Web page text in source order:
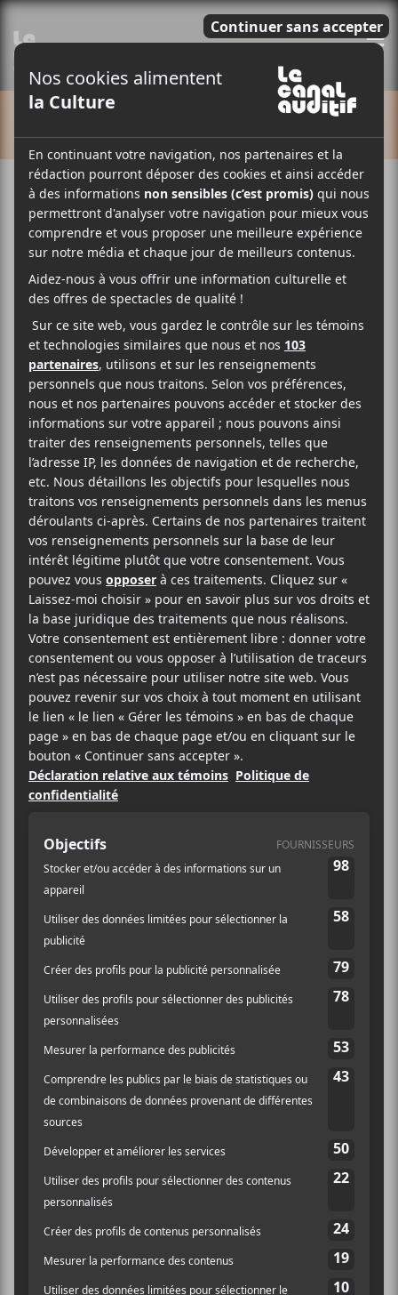
Cet évènement est passé.
Bayta, Claudelle et Olivia Khoury
2023-08-24 @ 20:00- 23:0014.20$
Les autrices-compositrices-interprètesBayta,
ClaudelleetOlivia Khouryseront en concert à la
Casa Del Popolo le jeudi 24 août prochain.
AJOUTER AU CALENDRIER
DÉTAILS
Date :
2023-08-24
Heure :
20:00 - 23:00
Prix :
14.20$
Catégorie d’Évènement:
Site :
https://lepointdevente.com/billets/czz230824001
LIEU
Casa Del Popolo
4873 Boul. St-Laurent
Montréal, H2T 1R6Canada + Google Map
Téléphone
514-284-0122